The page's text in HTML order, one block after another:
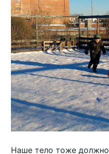
Наше тело тоже